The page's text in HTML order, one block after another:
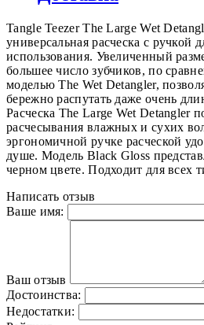
Tangle Teezer The Large Wet
универсальная расческа с ручкой
использования. Увеличенный
большее число зубчиков, по
моделью The Wet Detangler,
бережно распутать даже очень
Расческа The Large Wet Detangler
расчесывания влажных и сухих
эргономичной ручке расческой
душе. Модель Black Gloss
черном цвете. Подходит для всех
Написать отзыв
Ваше имя:
Ваш отзыв
Достоинства:
Недостатки: